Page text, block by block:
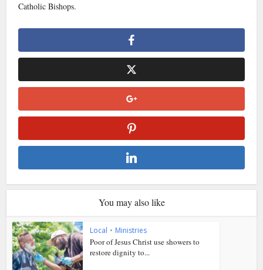
Catholic Bishops.
You may also like
Local • Ministries
Poor of Jesus Christ use showers to
restore dignity to...